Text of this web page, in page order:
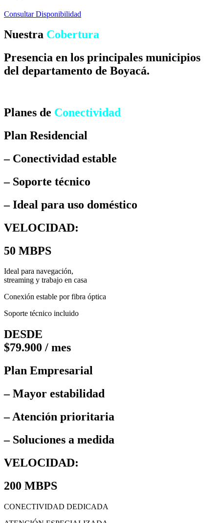
Consultar Disponibilidad
Nuestra Cobertura
Presencia en los principales municipios
del departamento de Boyacá.
Planes de Conectividad
Plan Residencial
– Conectividad estable
– Soporte técnico
– Ideal para uso doméstico
VELOCIDAD:
50 MBPS
Ideal para navegación,
streaming y trabajo en casa
Conexión estable por fibra óptica
Soporte técnico incluido
DESDE
$79.900 / mes
Plan Empresarial
– Mayor estabilidad
– Atención prioritaria
– Soluciones a medida
VELOCIDAD:
200 MBPS
CONECTIVIDAD DEDICADA